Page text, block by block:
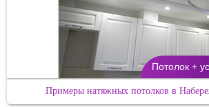
Потолок +
Примеры натяжных потолков в